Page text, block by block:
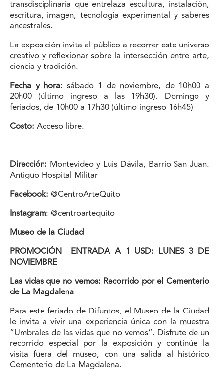
transdisciplinaria que entrelaza escultura, instalación,
escritura, imagen, tecnología experimental y saberes
ancestrales.
La exposición invita al público a recorrer este universo
creativo y reflexionar sobre la intersección entre arte,
ciencia y tradición.
Fecha y hora: sábado 1 de noviembre, de 10h00 a
20h00 (último ingreso a las 19h30). Domingo y
feriados, de 10h00 a 17h30 (último ingreso 16h45)
Costo: Acceso libre.
Dirección: Montevideo y Luis Dávila, Barrio San Juan.
Antiguo Hospital Militar
Facebook: @CentroArteQuito
Instagram: @centroartequito
Museo de la Ciudad
PROMOCIÓN ENTRADA A 1 USD: LUNES 3 DE
NOVIEMBRE
Las vidas que no vemos: Recorrido por el Cementerio
de La Magdalena
Para este feriado de Difuntos, el Museo de la Ciudad
le invita a vivir una experiencia única con la muestra
“Umbrales de las vidas que no vemos”. Disfrute de un
recorrido especial por la exposición y continúe la
visita fuera del museo, con una salida al histórico
Cementerio de La Magdalena.